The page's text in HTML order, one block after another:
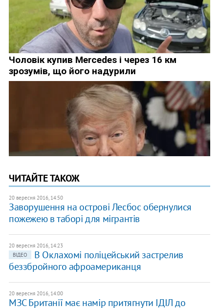
ЧИТАЙТЕ ТАКОЖ
20 вересня 2016, 14:50
Заворушення на острові Лесбос обернулися
пожежею в таборі для мігрантів
20 вересня 2016, 14:23
ВІДЕО
В Оклахомі поліцейський застрелив
беззбройного афроамериканця
20 вересня 2016, 14:00
МЗС Британії має намір притягнути ІДІЛ до